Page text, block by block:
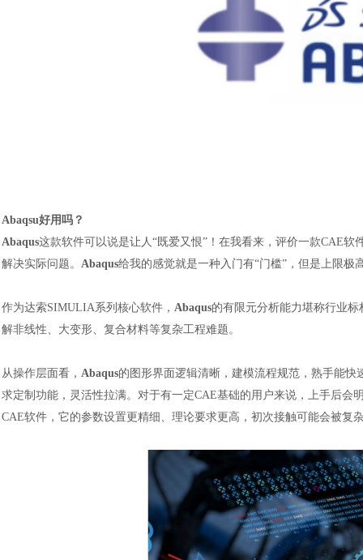
Abaqsu好用吗？
Abaqus这款软件可以说是让人“既爱又恨”！在我看来，评价一款CAE
解决实际问题。 Abaqus给我的感觉就是一种入门有“门槛”，但是上限极
作为达索SIMULIA系列核心软件， Abaqus的有限元分析能力堪称行业
解非线性、大变形、复合材料等复杂工程难题。
从操作层面看， Abaqus的图形界面逻辑清晰，建模流程规范，熟手能
求定制功能，灵活性拉满。对于有一定CAE基础的用户来说，上手后会
CAE软件，它的参数设置更精细、理论要求更高，初次接触可能会被复